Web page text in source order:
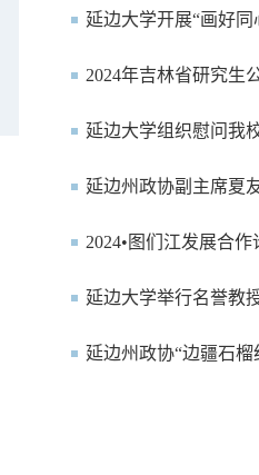
延边大学开展“画好
2024年吉林省研究生
延边大学组织慰问我
延边州政协副主席夏
2024•图们江发展合
延边大学举行名誉教
延边州政协“边疆石